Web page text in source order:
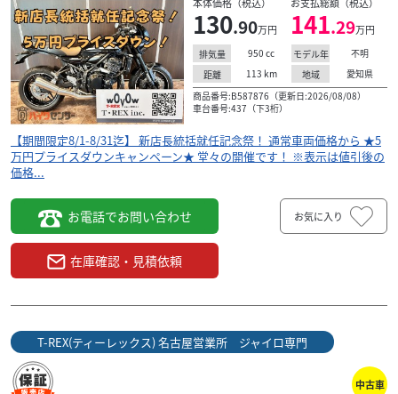
ホンダ
名古屋市内配送料無料★リード125 【期間限定8/1-
8/3...
28
【期間限定8/1-8/31迄】 新店長統括就任記念祭！ 通常車両
価格から ★2万円プライスダウンキャンペーン★ 堂々の開
催です！ ※表示は値引後の価格...
130.90万円 141.29万円
排気量 950 cc モデル年
不明
距離
113 km 地域
愛知県
商品番号:B587876（更新日:2026/08/08）
車台番号:437（下3桁）
【期間限定8/1-8/31迄】 新店長統括就任記念祭！ 通常車両価格から ★5
万円プライスダウンキャンペーン★ 堂々の開催です！ ※表示は値引後の
価格...
お電話でお問い合わせ
在庫確認・見積依頼
お気に入り
T-REX(ティーレックス) 名古屋営業所 ジャイロ専門
中古車